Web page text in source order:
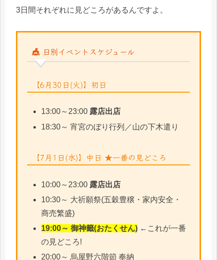
3日間それぞれに見どころがあるんですよ。
🎪 日別イベントスケジュール
【6月30日(火)】初日
13:00～23:00 露店出店
18:30～ 宵宮のぼり行列／山の下木遣り
【7月1日(水)】中日 ★一番の見どころ
10:00～23:00 露店出店
10:30～ 大祈願祭(五穀豊穣・家内安全・
商売繁盛)
19:00～ 御神籤(おたくせん) ←これが一番
の見どころ!
20:00～ 烏屋野六階節 奉納